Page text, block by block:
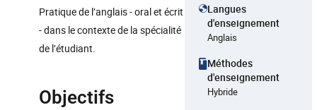
Pratique de l’anglais - oral et écrit
- dans le contexte de la spécialité
de l’étudiant.
Objectifs
Langues
d'enseignement
Anglais
Méthodes
d'enseignement
Hybride